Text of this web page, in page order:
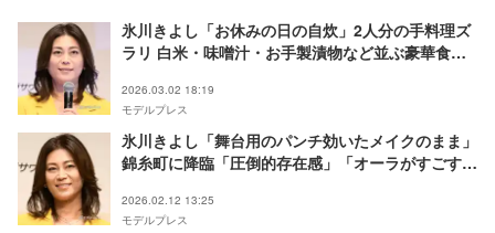
氷川きよし「お休みの日の自炊」2人分の手料理ズ
ラリ 白米・味噌汁・お手製漬物など並ぶ豪華食卓
と」
2026.03.02 18:19
モデルプレス
氷川きよし「舞台用のパンチ効いたメイクのまま」
錦糸町に降臨「圧倒的存在感」「オーラがすごすぎ
2026.02.12 13:25
モデルプレス